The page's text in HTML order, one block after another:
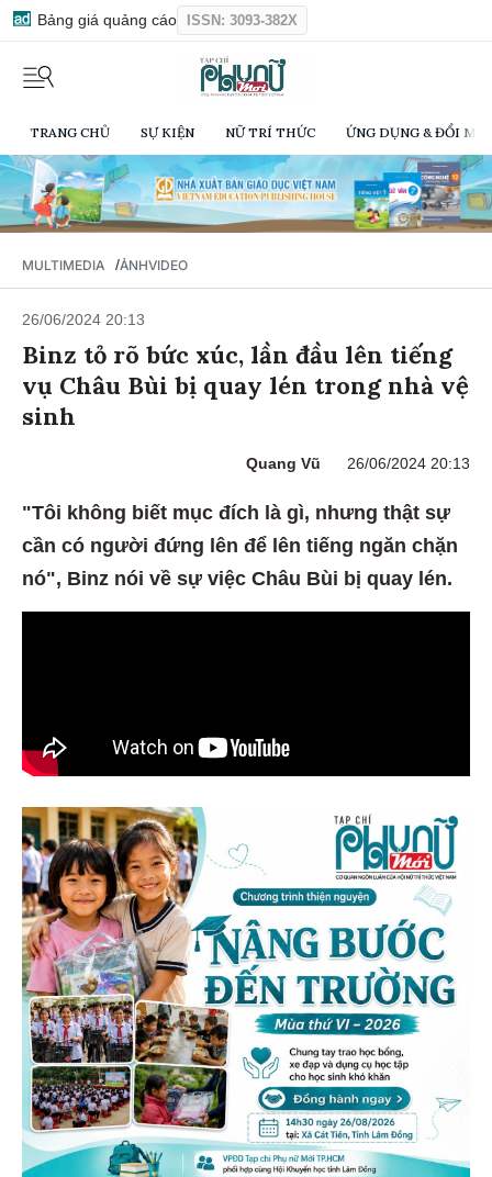
Bảng giá quảng cáo ISSN: 3093-382X
TRANG CHỦ SỰ KIỆN NỮ TRÍ THỨC ỨNG DỤNG & ĐỔI
MULTIMEDIA /ẢNHVIDEO
26/06/2024 20:13
Binz tỏ rõ bức xúc, lần đầu lên tiếng
vụ Châu Bùi bị quay lén trong nhà vệ
sinh
Quang Vũ 26/06/2024 20:13
"Tôi không biết mục đích là gì, nhưng thật sự
cần có người đứng lên để lên tiếng ngăn chặn
nó", Binz nói về sự việc Châu Bùi bị quay lén.